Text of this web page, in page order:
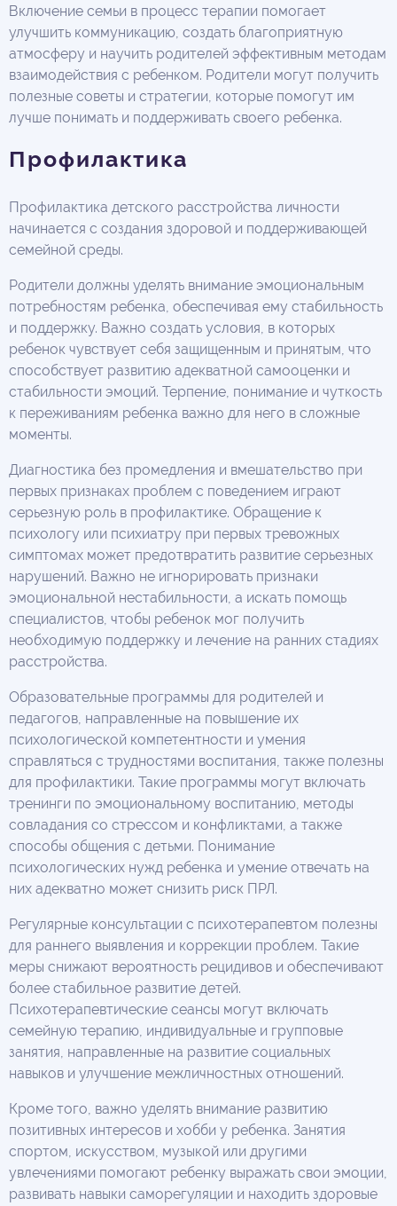
Включение семьи в процесс терапии помогает
улучшить коммуникацию, создать благоприятную
атмосферу и научить родителей эффективным методам
взаимодействия с ребенком. Родители могут получить
полезные советы и стратегии, которые помогут им
лучше понимать и поддерживать своего ребенка.
Профилактика
Профилактика детского расстройства личности
начинается с создания здоровой и поддерживающей
семейной среды.
Родители должны уделять внимание эмоциональным
потребностям ребенка, обеспечивая ему стабильность
и поддержку. Важно создать условия, в которых
ребенок чувствует себя защищенным и принятым, что
способствует развитию адекватной самооценки и
стабильности эмоций. Терпение, понимание и чуткость
к переживаниям ребенка важно для него в сложные
моменты.
Диагностика без промедления и вмешательство при
первых признаках проблем с поведением играют
серьезную роль в профилактике. Обращение к
психологу или психиатру при первых тревожных
симптомах может предотвратить развитие серьезных
нарушений. Важно не игнорировать признаки
эмоциональной нестабильности, а искать помощь
специалистов, чтобы ребенок мог получить
необходимую поддержку и лечение на ранних стадиях
расстройства.
Образовательные программы для родителей и
педагогов, направленные на повышение их
психологической компетентности и умения
справляться с трудностями воспитания, также полезны
для профилактики. Такие программы могут включать
тренинги по эмоциональному воспитанию, методы
совладания со стрессом и конфликтами, а также
способы общения с детьми. Понимание
психологических нужд ребенка и умение отвечать на
них адекватно может снизить риск ПРЛ.
Регулярные консультации с психотерапевтом полезны
для раннего выявления и коррекции проблем. Такие
меры снижают вероятность рецидивов и обеспечивают
более стабильное развитие детей.
Психотерапевтические сеансы могут включать
семейную терапию, индивидуальные и групповые
занятия, направленные на развитие социальных
навыков и улучшение межличностных отношений.
Кроме того, важно уделять внимание развитию
позитивных интересов и хобби у ребенка. Занятия
спортом, искусством, музыкой или другими
увлечениями помогают ребенку выражать свои эмоции,
развивать навыки саморегуляции и находить здоровые